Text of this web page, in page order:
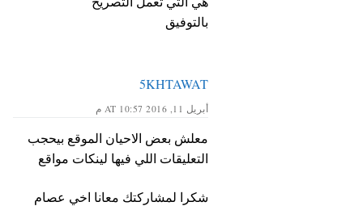
بالتوفيق
5KHTAWAT
أبريل 11, 2016 AT 10:57 م
معلش بعض الاحيان الموقع بيحجب
التعليقات اللي فيها لينكات مواقع
شكرا لمشاركتك معانا اخي عصام